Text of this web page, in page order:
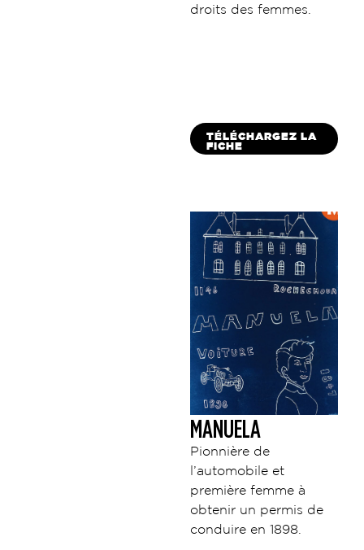
droits des femmes.
TÉLÉCHARGEZ LA
FICHE
MANUELA
Pionnière de
l’automobile et
première femme à
obtenir un permis de
conduire en 1898.